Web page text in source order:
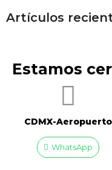
Artículos
Estamos
CDMX-Aeropuerto​
WhatsApp